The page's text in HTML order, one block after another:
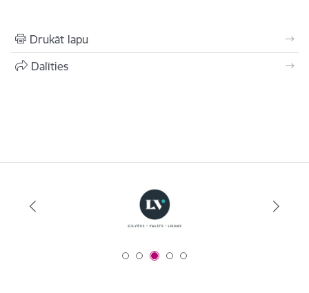
Drukāt lapu
Dalīties